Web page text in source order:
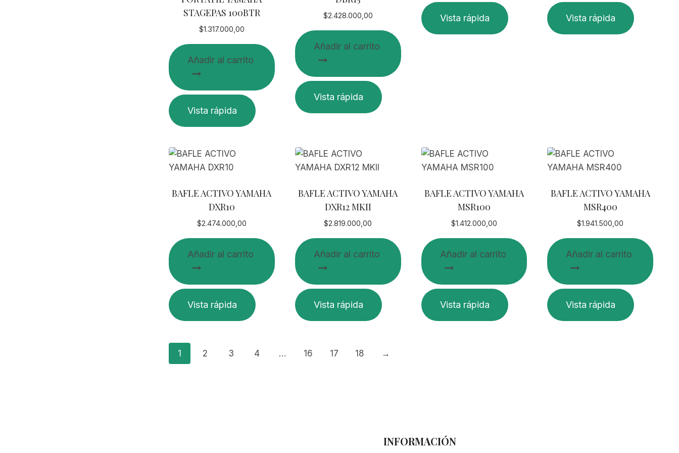
producto
STAGEPAS 100BTR
$1.317.000,00
Añadir al carrito
Vista rápida
$2.428.000,00
Añadir al carrito
Vista rápida
Vista rápida Vista rápida
BAFLE ACTIVO YAMAHA
DXR10
$2.474.000,00
Añadir al carrito
Vista rápida
BAFLE ACTIVO YAMAHA
DXR12 MKII
$2.819.000,00
Añadir al carrito
Vista rápida
BAFLE ACTIVO YAMAHA
MSR100
$1.412.000,00
Añadir al carrito
Vista rápida
BAFLE ACTIVO YAMAHA
MSR400
$1.941.500,00
Añadir al carrito
Vista rápida
1 2 3 4 … 16 17 18 →
INFORMACIÓN